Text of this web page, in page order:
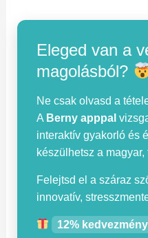
Eleged van a
magolásból?
Ne csak olvasd a
A Berny apppal
interaktív gyakorló és
készülhetsz a
Felejtsd el a száraz
innovatív,
12% kedvezmény